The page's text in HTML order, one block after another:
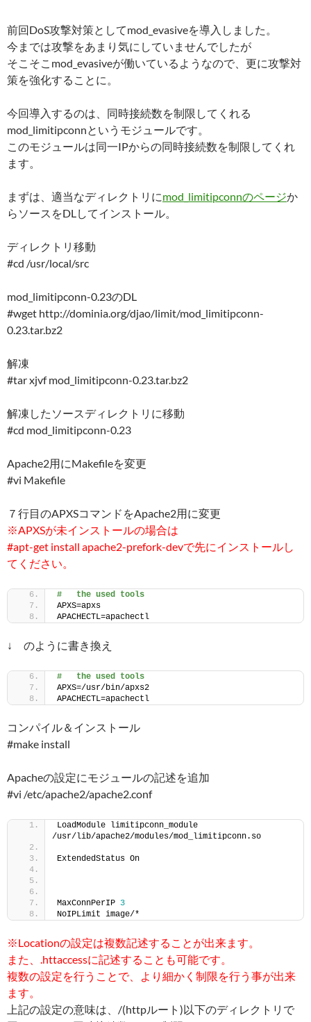
前回DoS攻撃対策としてmod_evasiveを導入しました。
今までは攻撃をあまり気にしていませんでしたが
そこそこmod_evasiveが働いているようなので、更に攻撃対
策を強化することに。
今回導入するのは、同時接続数を制限してくれる
mod_limitipconnというモジュールです。
このモジュールは同一IPからの同時接続数を制限してくれ
ます。
まずは、適当なディレクトリにmod_limitipconnのページか
らソースをDLしてインストール。
ディレクトリ移動
#cd /usr/local/src
mod_limitipconn-0.23のDL
#wget http://dominia.org/djao/limit/mod_limitipconn-
0.23.tar.bz2
解凍
#tar xjvf mod_limitipconn-0.23.tar.bz2
解凍したソースディレクトリに移動
#cd mod_limitipconn-0.23
Apache2用にMakefileを変更
#vi Makefile
７行目のAPXSコマンドをApache2用に変更
※APXSが未インストールの場合は
#apt-get install apache2-prefork-devで先にインストールし
てください。
#   the used tools
APXS=apxs
APACHECTL=apachectl
↓ のように書き換え
#   the used tools
APXS=/usr/bin/apxs2
APACHECTL=apachectl
コンパイル＆インストール
#make install
Apacheの設定にモジュールの記述を追加
#vi /etc/apache2/apache2.conf
LoadModule limitipconn_module
/usr/lib/apache2/modules/mod_limitipconn.so
ExtendedStatus On
MaxConnPerIP 3
NoIPLimit image/*
※Locationの設定は複数記述することが出来ます。
また、.httaccessに記述することも可能です。
複数の設定を行うことで、より細かく制限を行う事が出来
ます。
上記の設定の意味は、/(httpルート)以下のディレクトリで